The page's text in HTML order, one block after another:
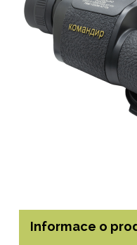
Informace o